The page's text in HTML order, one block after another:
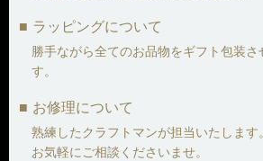
ラッピングについて
勝手ながら全てのお品物をギフト包装さ
す。
お修理について
熟練したクラフトマンが担当いたします。
お気軽にご相談くださいませ。